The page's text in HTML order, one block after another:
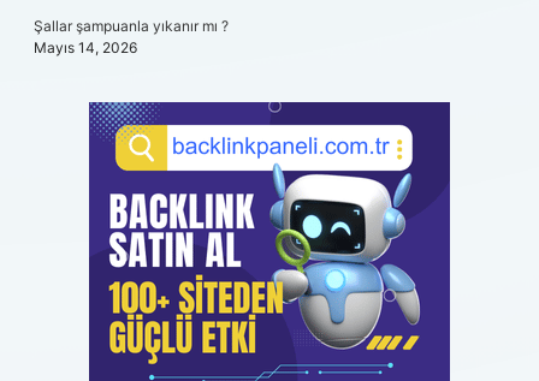
Şallar şampuanla yıkanır mı ?
Mayıs 14, 2026